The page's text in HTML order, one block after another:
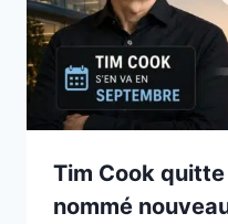
Tim Cook
nommé